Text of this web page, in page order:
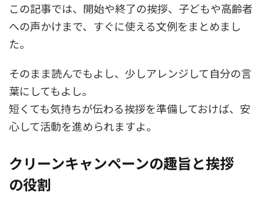
この記事では、開始や終了の挨拶、子どもや高齢者
への声かけまで、すぐに使える文例をまとめまし
た。
そのまま読んでもよし、少しアレンジして自分の言
葉にしてもよし。
短くても気持ちが伝わる挨拶を準備しておけば、安
心して活動を進められますよ。
クリーンキャンペーンの趣旨と挨拶
の役割